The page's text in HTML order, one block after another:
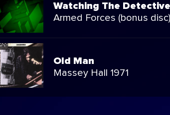
Watching The
Armed Forces (bonus disc)
Old Man
Massey Hall 1971